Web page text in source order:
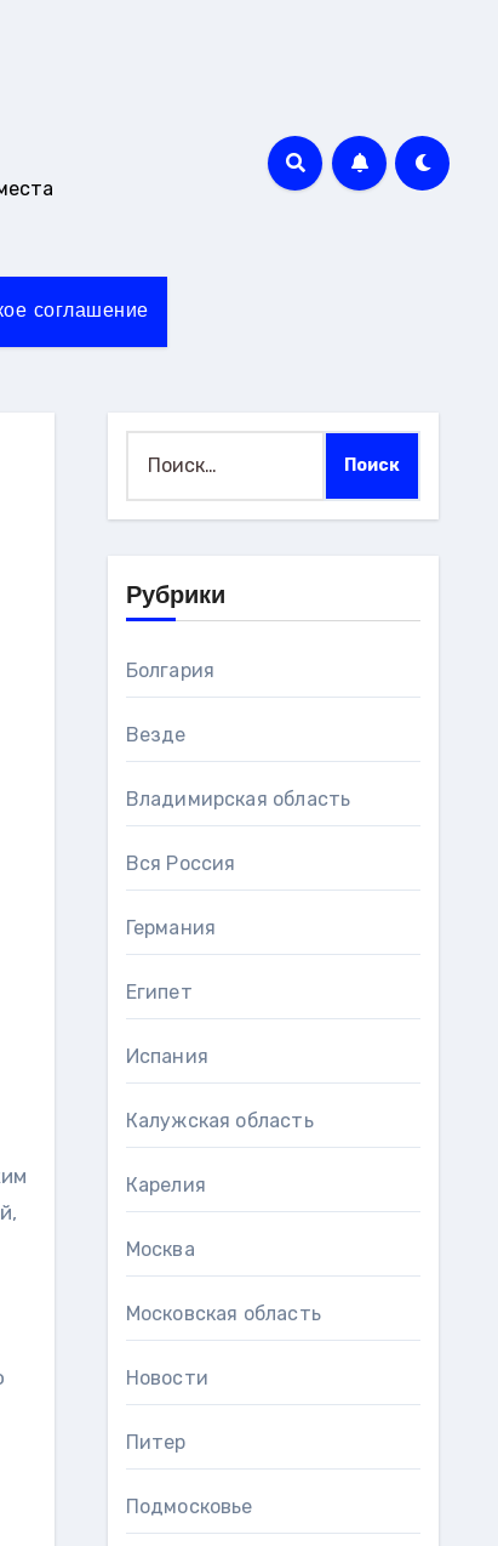
соглашение
Рубрики
Болгария
Везде
Владимирская область
Вся Россия
Германия
Египет
Испания
Калужская область
Карелия
Москва
Московская область
Новости
Питер
Подмосковье